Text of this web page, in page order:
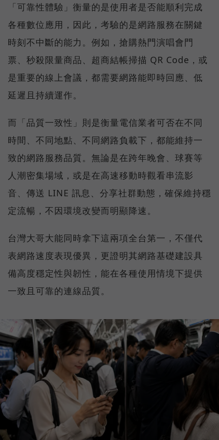
「可靠性體驗」衡量的是使用者是否能順利完成
各種數位應用，因此，考驗的是網路服務在關鍵
時刻不中斷的能力。例如，搶購熱門演唱會門
票、秒殺限量商品、超商結帳掃描 QR Code，或
是重要的線上會議，都需要網路能即時回應、低
延遲且持續運作。
而「品質一致性」則是衡量電信業者可否在不同
時間、不同地點、不同網路負載下，都能維持一
致的網路服務品質。無論是在跨年晚會、球賽等
人潮密集場域，或是在高速移動時觀看串流影
音、傳送 LINE 訊息、分享社群動態，確保維持穩
定流暢，不因環境改變而明顯降速。
台灣大哥大能同時拿下這兩項全台第一，不僅代
表網路速度表現優異，更證明其網路基礎建設具
備高度穩定性與韌性，能在各種使用情境下提供
一致且可靠的連線品質。